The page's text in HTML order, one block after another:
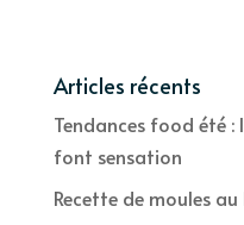
Articles récents
Tendances food été :
font sensation
Recette de moules